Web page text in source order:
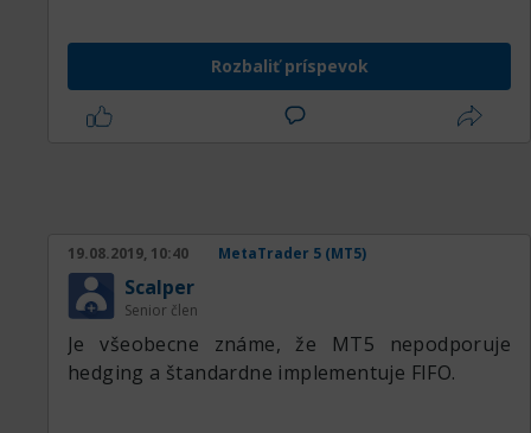
Rozbaliť príspevok
19.08.2019, 10:40 MetaTrader 5 (MT5)
Scalper
Senior člen
Je všeobecne známe, že MT5 nepodporuje
hedging a štandardne implementuje FIFO.